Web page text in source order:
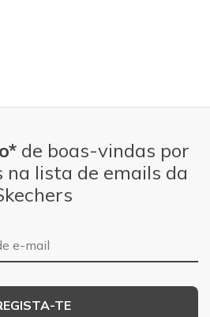
de boas-vindas por
na lista de emails da
TE